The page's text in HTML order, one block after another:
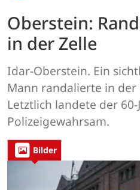
Oberstein:
in der Zelle
Idar-Oberstein. Ein
Mann randalierte in der
Letztlich landete der
Polizeigewahrsam.
Bilder